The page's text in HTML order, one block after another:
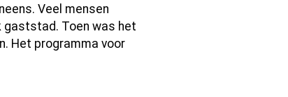
Veel mensen
gaststad. Toen was het
Het programma voor